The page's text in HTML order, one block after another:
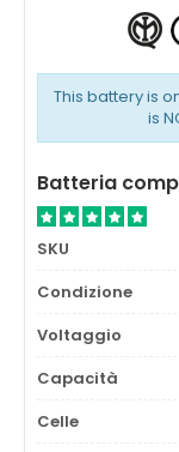
This battery is
is
Batteria
SKU
Condizione
Voltaggio
Capacità
Celle